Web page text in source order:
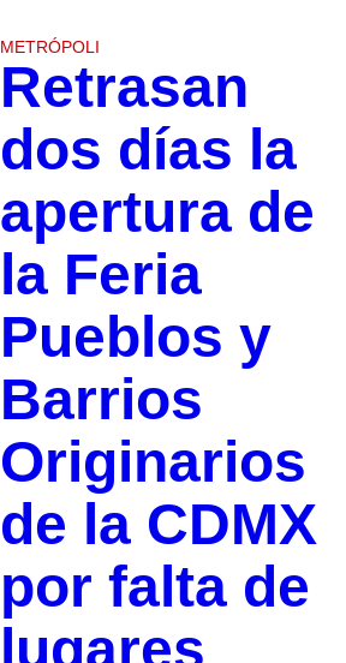
METRÓPOLI
Retrasan
dos días la
apertura de
la Feria
Pueblos y
Barrios
Originarios
de la CDMX
por falta de
lugares